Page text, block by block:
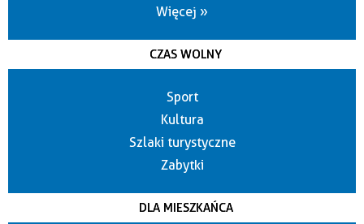
Więcej »
CZAS WOLNY
Sport
Kultura
Szlaki turystyczne
Zabytki
DLA MIESZKAŃCA